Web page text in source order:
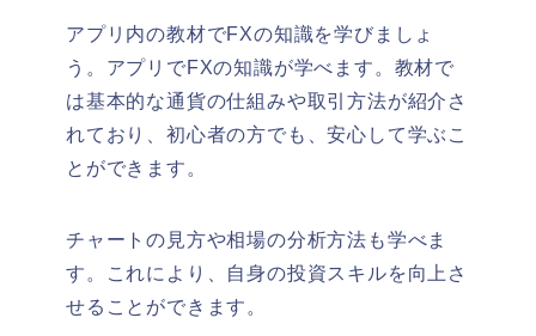
アプリ内の教材でFXの知識を学びましょ
う。 アプリでFXの知識が学べます。教材で
は基本的な通貨の仕組みや取引方法が紹介さ
れており、初心者の方でも、安心して学ぶこ
とができます。
チャートの見方や相場の分析方法も学べま
す。これにより、自身の投資スキルを向上さ
せることができます。